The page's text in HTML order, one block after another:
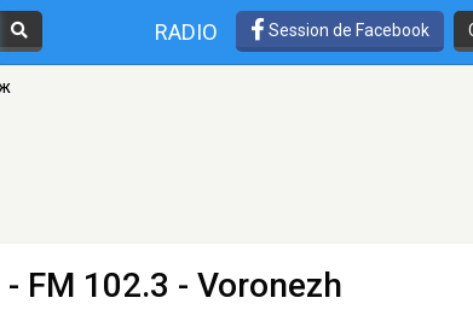
RADIO Session de Facebook
- FM 102.3 - Voronezh